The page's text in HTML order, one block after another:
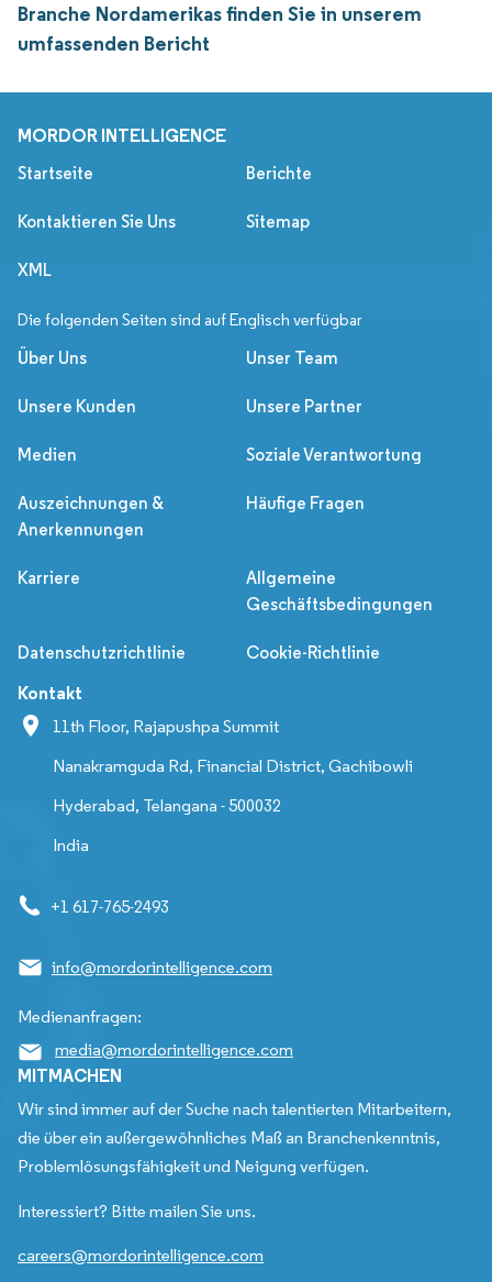
Branche Nordamerikas finden Sie in unserem
umfassenden Bericht
MORDOR INTELLIGENCE
Startseite Berichte
Kontaktieren Sie Uns Sitemap
XML
Die folgenden Seiten sind auf Englisch verfügbar
Über Uns Unser Team
Unsere Kunden Unsere Partner
Medien Soziale Verantwortung
Auszeichnungen &
Anerkennungen
Häufige Fragen
Karriere
Allgemeine
Geschäftsbedingungen
Datenschutzrichtlinie Cookie-Richtlinie
Kontakt
11th Floor, Rajapushpa Summit
Nanakramguda Rd, Financial District, Gachibowli
Hyderabad, Telangana - 500032
India
+1 617-765-2493
info@mordorintelligence.com
Medienanfragen:
media@mordorintelligence.com
MITMACHEN
Wir sind immer auf der Suche nach talentierten Mitarbeitern,
die über ein außergewöhnliches Maß an Branchenkenntnis,
Problemlösungsfähigkeit und Neigung verfügen.
Interessiert? Bitte mailen Sie uns.
careers@mordorintelligence.com